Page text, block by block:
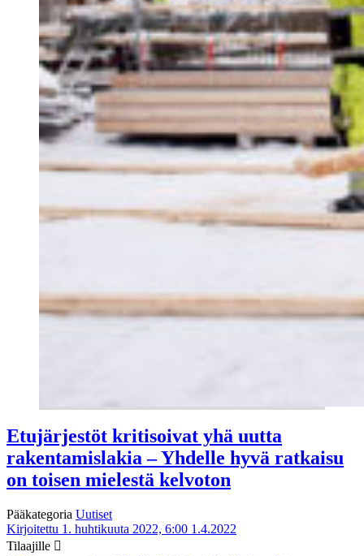
Etujärjestöt kritisoivat yhä uutta
rakentamislakia – Yhdelle hyvä ratkaisu
on toisen mielestä kelvoton
Pääkategoria Uutiset
Kirjoitettu 1. huhtikuuta 2022, 6:00 1.4.2022
Tilaajille